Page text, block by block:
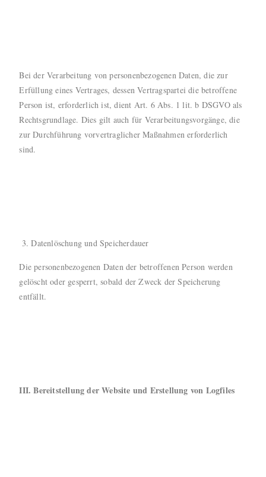
Bei der Verarbeitung von personenbezogenen Daten, die zur
Erfüllung eines Vertrages, dessen Vertragspartei die betroffene
Person ist, erforderlich ist, dient Art. 6 Abs. 1 lit. b DSGVO als
Rechtsgrundlage. Dies gilt auch für Verarbeitungsvorgänge, die
zur Durchführung vorvertraglicher Maßnahmen erforderlich
sind.
Datenlöschung und Speicherdauer
Die personenbezogenen Daten der betroffenen Person werden
gelöscht oder gesperrt, sobald der Zweck der Speicherung
entfällt.
III. Bereitstellung der Website und Erstellung von Logfiles